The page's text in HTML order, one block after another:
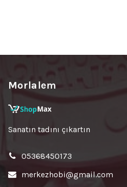
Morlalem
Sanatın tadını çıkartın
05368450173
merkezhobi@gmail.com